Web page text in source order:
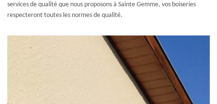
services de qualité que nous proposons à Sainte Gemme, vos boiseries
respecteront toutes les normes de qualité.